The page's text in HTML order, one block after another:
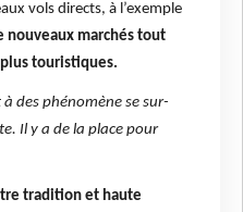
vols directs, à l’exemple
nouveaux marchés tout
touristiques.
des phénomène se sur-
Il y a de la place pour
tradition et haute